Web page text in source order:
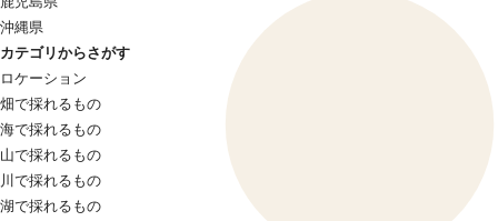
沖縄県
カテゴリからさがす
ロケーション
畑で採れるもの
海で採れるもの
山で採れるもの
川で採れるもの
湖で採れるもの